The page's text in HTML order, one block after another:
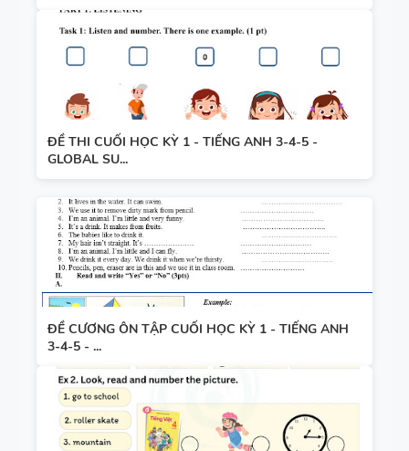
ĐỀ THI CUỐI HỌC KỲ 1 - TIẾNG ANH 3-4-5 -
GLOBAL SU...
ĐỀ CƯƠNG ÔN TẬP CUỐI HỌC KỲ 1 - TIẾNG ANH
3-4-5 - ...